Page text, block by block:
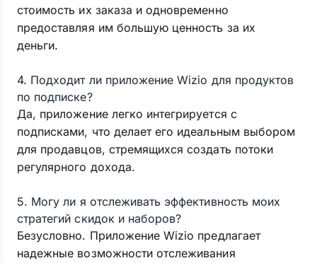
стоимость их заказа и одновременно
предоставляя им большую ценность за их
деньги.
4. Подходит ли приложение Wizio для продуктов
по подписке?
Да, приложение легко интегрируется с
подписками, что делает его идеальным выбором
для продавцов, стремящихся создать потоки
регулярного дохода.
5. Могу ли я отслеживать эффективность моих
стратегий скидок и наборов?
Безусловно. Приложение Wizio предлагает
надежные возможности отслеживания